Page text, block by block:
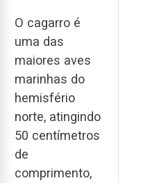
O cagarro é
uma das
maiores aves
marinhas do
hemisfério
norte, atingindo
50 centímetros
de
comprimento,